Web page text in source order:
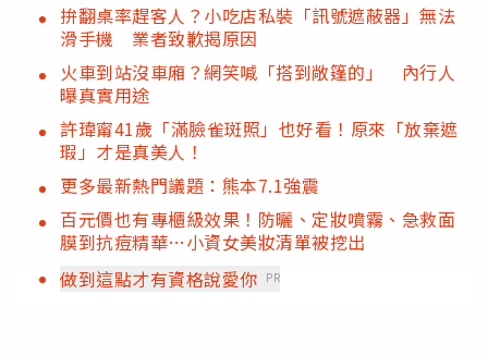
拚翻桌率趕客人？小吃店私裝「訊號遮蔽器」無法
滑手機 業者致歉揭原因
火車到站沒車廂？網笑喊「搭到敞篷的」 內行人
曝真實用途
許瑋甯41歲「滿臉雀斑照」也好看！原來「放棄遮
瑕」才是真美人！
更多最新熱門議題：熊本7.1強震
百元價也有專櫃級效果！防曬、定妝噴霧、急救面
膜到抗痘精華…小資女美妝清單被挖出
做到這點才有資格說愛你 PR